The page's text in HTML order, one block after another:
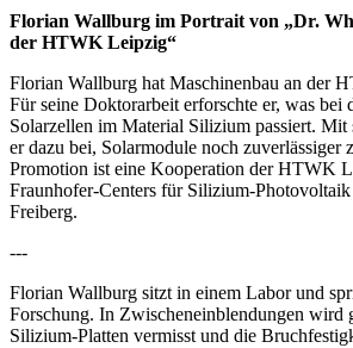
Florian Wallburg im Portrait von „Dr.
der HTWK Leipzig“
Florian Wallburg hat Maschinenbau an der
Für seine Doktorarbeit erforschte er, was bei
Solarzellen im Material Silizium passiert. Mit
er dazu bei, Solarmodule noch zuverlässiger
Promotion ist eine Kooperation der HTWK
Fraunhofer-Centers für Silizium-
Freiberg.
---
Florian Wallburg sitzt in einem Labor und
Forschung. In Zwischeneinblendungen wird
Silizium-Platten vermisst und die